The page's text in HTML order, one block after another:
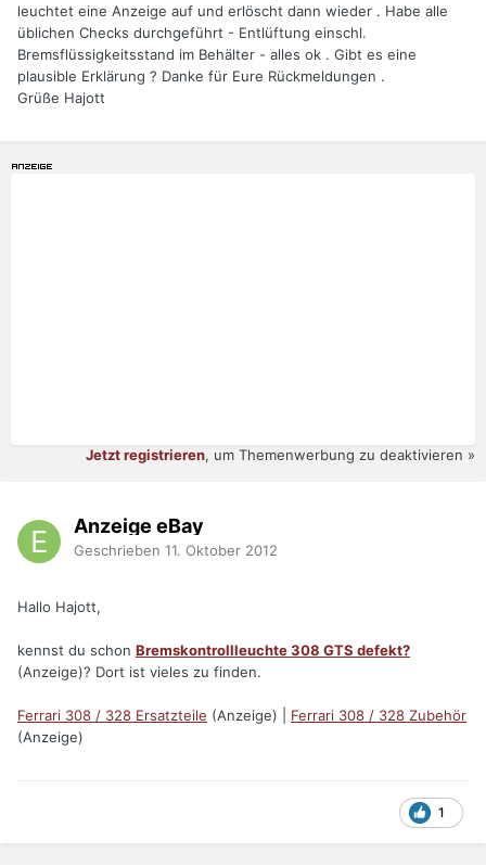
leuchtet eine Anzeige auf und erlöscht dann wieder . Habe alle
üblichen Checks durchgeführt - Entlüftung einschl.
Bremsflüssigkeitsstand im Behälter - alles ok . Gibt es eine
plausible Erklärung ? Danke für Eure Rückmeldungen .
Grüße Hajott
Jetzt registrieren, um Themenwerbung zu deaktivieren »
Anzeige eBay
Geschrieben 11. Oktober 2012
Hallo Hajott,
kennst du schon Bremskontrollleuchte 308 GTS defekt?
(Anzeige)? Dort ist vieles zu finden.
Ferrari 308 / 328 Ersatzteile (Anzeige) | Ferrari 308 / 328 Zubehör
(Anzeige)
1